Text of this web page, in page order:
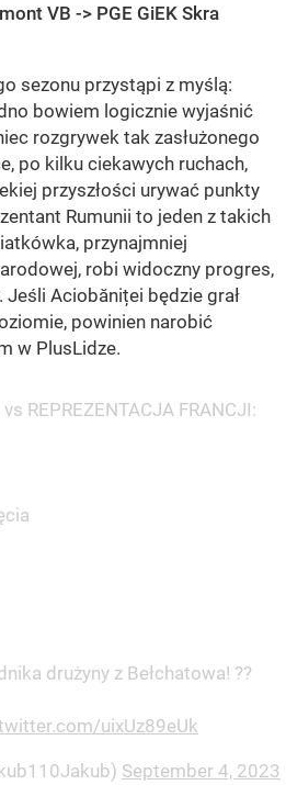
VB -> PGE GiEK Skra
sezonu przystąpi z myślą:
bowiem logicznie wyjaśnić
rozgrywek tak zasłużonego
po kilku ciekawych ruchach,
przyszłości urywać punkty
Rumunii to jeden z takich
przynajmniej
robi widoczny progres,
Jeśli Aciobăniței będzie grał
powinien narobić
w PlusLidze.
REPREZENTACJA FRANCJI:
drużyny z Bełchatowa! ??
uixUz89eUk
September 4, 2023